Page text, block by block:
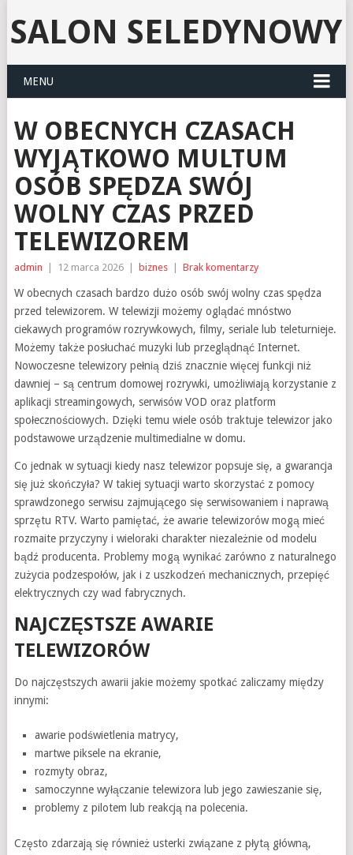
SALON SELEDYNOWY
MENU
W OBECNYCH CZASACH
WYJĄTKOWO MULTUM
OSÓB SPĘDZA SWÓJ
WOLNY CZAS PRZED
TELEWIZOREM
admin 12 marca 2026 biznes Brak komentarzy
W obecnych czasach bardzo dużo osób swój wolny czas spędza
przed telewizorem. W telewizji możemy oglądać mnóstwo
ciekawych programów rozrywkowych, filmy, seriale lub teleturnieje.
Możemy także posłuchać muzyki lub przeglądnąć Internet.
Nowoczesne telewizory pełnią dziś znacznie więcej funkcji niż
dawniej – są centrum domowej rozrywki, umożliwiają korzystanie z
aplikacji streamingowych, serwisów VOD oraz platform
społecznościowych. Dzięki temu wiele osób traktuje telewizor jako
podstawowe urządzenie multimedialne w domu.
Co jednak w sytuacji kiedy nasz telewizor popsuje się, a gwarancja
się już skończyła? W takiej sytuacji warto skorzystać z pomocy
sprawdzonego serwisu zajmującego się serwisowaniem i naprawą
sprzętu RTV. Warto pamiętać, że awarie telewizorów mogą mieć
rozmaite przyczyny i wieloraki charakter niezależnie od modelu
bądź producenta. Problemy mogą wynikać zarówno z naturalnego
zużycia podzespołów, jak i z uszkodzeń mechanicznych, przepięć
elektrycznych czy wad fabrycznych.
NAJCZĘSTSZE AWARIE
TELEWIZORÓW
Do najczęstszych awarii jakie możemy spotkać zaliczamy między
innymi:
awarie podświetlenia matrycy,
martwe piksele na ekranie,
rozmyty obraz,
samoczynne wyłączanie telewizora lub jego zawieszanie się,
problemy z pilotem lub reakcją na polecenia.
Często zdarzają się również usterki związane z płytą główną,